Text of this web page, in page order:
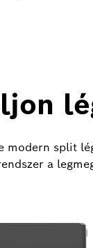
modern split
a